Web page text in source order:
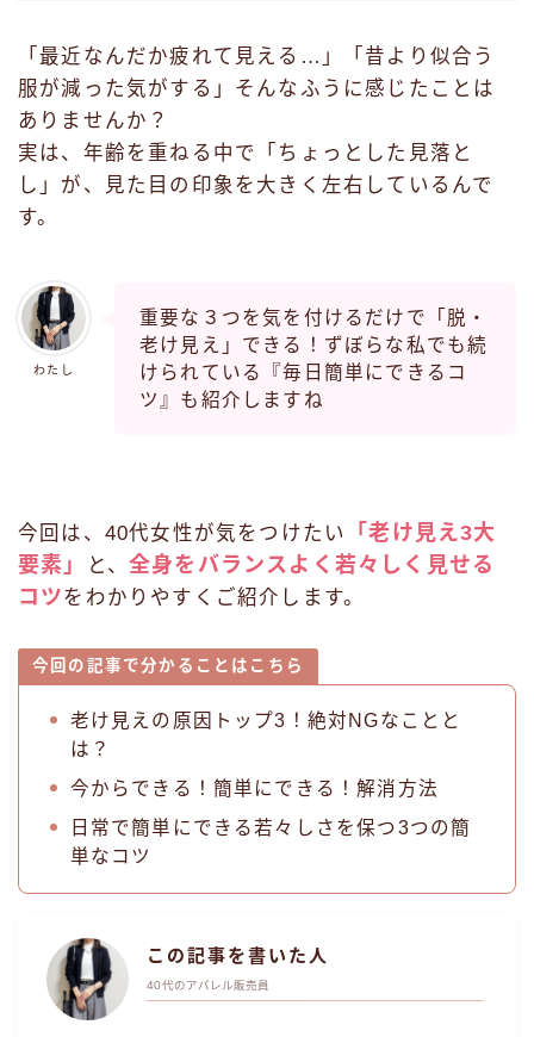
「最近なんだか疲れて見える…」「昔より似合う
服が減った気がする」そんなふうに感じたことは
ありませんか？
実は、年齢を重ねる中で「ちょっとした見落と
し」が、見た目の印象を大きく左右しているんで
す。
わたし
重要な３つを気を付けるだけで「脱・
老け見え」できる！ずぼらな私でも続
けられている『毎日簡単にできるコ
ツ』も紹介しますね
今回は、40代女性が気をつけたい
「老け見え3大
要素」
と、全身をバランスよく若々しく見せる
コツをわかりやすくご紹介します。
今回の記事で分かることはこちら
老け見えの原因トップ3！絶対NGなことと
は？
今からできる！簡単にできる！解消方法
日常で簡単にできる若々しさを保つ3つの簡
単なコツ
この記事を書いた人
40代のアパレル販売員